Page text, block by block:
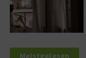
Meistgelesen